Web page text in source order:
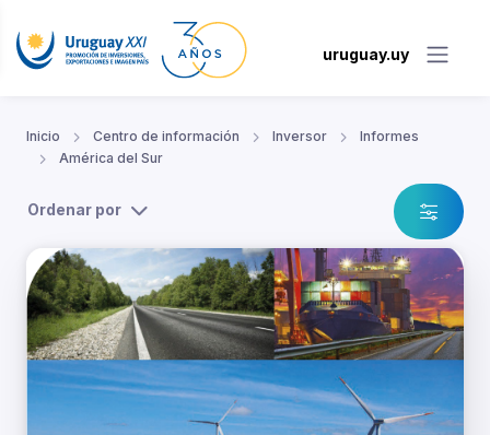
uruguay.uy
Inicio Centro de información Inversor
Informes
América del Sur
Ordenar por